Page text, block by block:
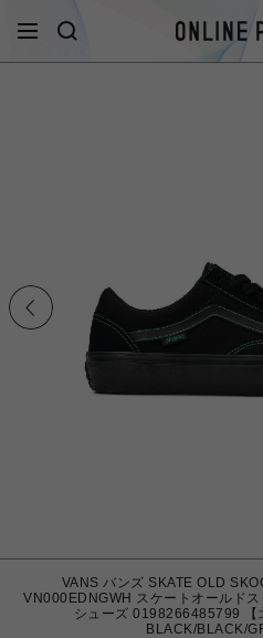
VANS バンズ SKATE OLD
VN000EDNGWH スケートオールド
シューズ 0198266485799 【
BLACK/BLACK/